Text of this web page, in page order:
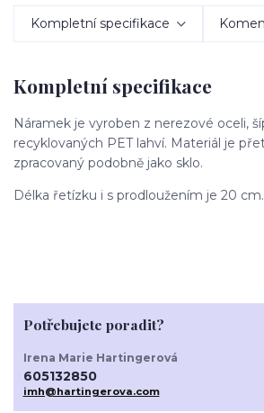
Kompletní specifikace
Kompletní specifikace
Náramek je vyroben z nerezové oceli,
recyklovaných PET lahví. Materiál je
zpracovaný podobně jako sklo.
Délka řetízku i s prodloužením je 20 cm.
Potřebujete poradit?
Irena Marie Hartingerová
605132850
imh@hartingerova.com